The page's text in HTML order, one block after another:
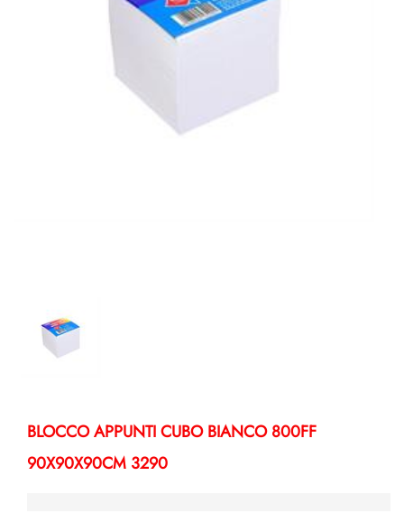
BLOCCO APPUNTI CUBO BIANCO 800FF
90X90X90CM 3290